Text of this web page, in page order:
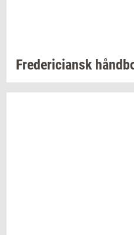
Fre­de­ri­ci­ansk